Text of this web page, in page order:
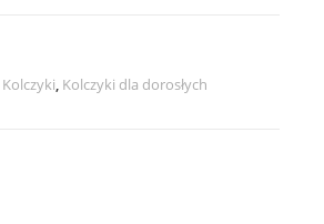
Kolczyki, Kolczyki dla dorosłych